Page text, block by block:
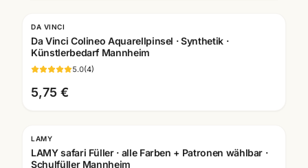
DA VINCI
Da Vinci Colineo Aquarellpinsel · Synthetik ·
Künstlerbedarf Mannheim
5.0(4)
5,75 €
Gravur
LAMY
LAMY safari Füller · alle Farben + Patronen wählbar ·
Schulfüller Mannheim